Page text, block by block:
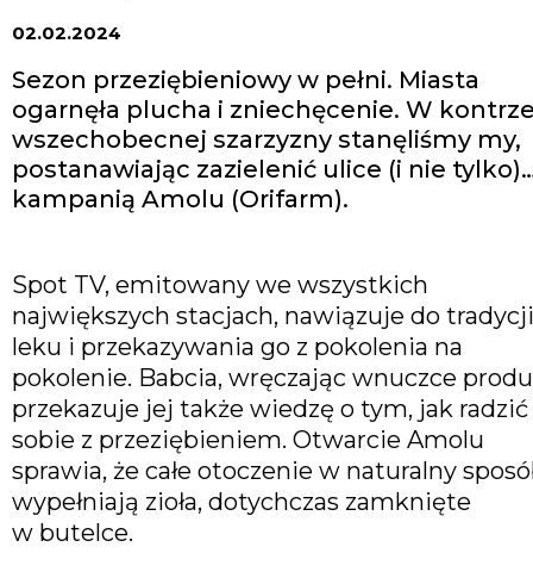
02.02.2024
Sezon przeziębieniowy w pełni. Miasta
ogarnęła plucha i zniechęcenie. W
wszechobecnej szarzyzny stanęliśmy my,
postanawiając zazielenić ulice (i nie
kampanią Amolu (Orifarm).
Spot TV, emitowany we wszystkich
największych stacjach, nawiązuje do tradycji
leku i przekazywania go z pokolenia na
pokolenie. Babcia, wręczając wnuczce
przekazuje jej także wiedzę o tym, jak radzić
sobie z przeziębieniem. Otwarcie Amolu
sprawia, że całe otoczenie w naturalny
wypełniają zioła, dotychczas zamknięte
w butelce.